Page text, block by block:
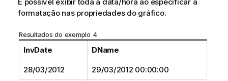
É possível exibir toda a data/hora ao especificar a
formatação nas propriedades do gráfico.
Resultados do exemplo 4
InvDate DName
28/03/2012 29/03/2012 00:00:00